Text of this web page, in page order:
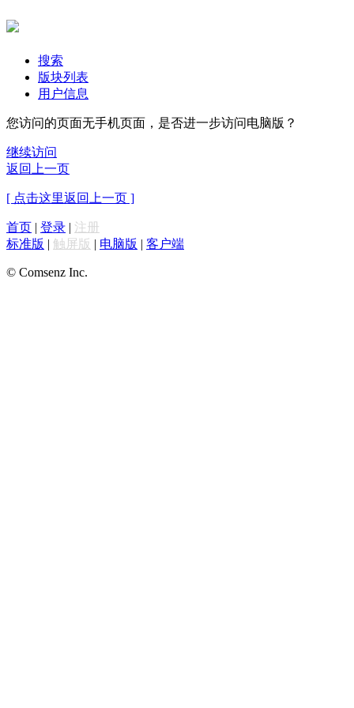
搜索
版块列表
用户信息
您访问的页面无手机页面，是否进一步访问电脑版？
继续访问
返回上一页
[ 点击这里返回上一页 ]
首页 | 登录 | 注册
标准版 | 触屏版 | 电脑版 | 客户端
© Comsenz Inc.